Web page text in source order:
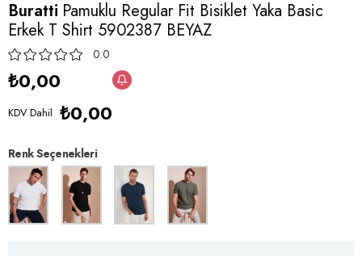
Buratti Pamuklu Regular Fit Bisiklet Yaka Basic
Erkek T Shirt 5902387 BEYAZ
0.0
₺0,00
KDV Dahil ₺0,00
Renk Seçenekleri